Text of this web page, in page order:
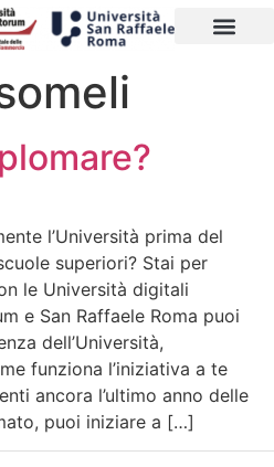
l’Università prima del
superiori? Stai per
le Università digitali
e San Raffaele Roma puoi
dell’Università,
funziona l’iniziativa a te
ancora l’ultimo anno delle
puoi iniziare a […]